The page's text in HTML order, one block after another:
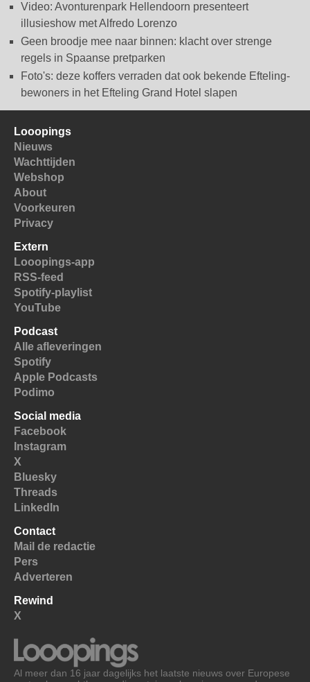
Video: Avonturenpark Hellendoorn presenteert
illusieshow met Alfredo Lorenzo
Geen broodje mee naar binnen: klacht over strenge
regels in Spaanse pretparken
Foto's: deze koffers verraden dat ook bekende Efteling-
bewoners in het Efteling Grand Hotel slapen
Looopings
Nieuws
Wachttijden
Webshop
About
Voorkeuren
Privacy
Extern
Looopings-app
RSS-feed
Spotify-playlist
YouTube
Podcast
Alle afleveringen
Spotify
Apple Podcasts
Podimo
Social media
Facebook
Instagram
X
Bluesky
Threads
LinkedIn
Contact
Mail de redactie
Pers
Adverteren
Rewind
X
Al meer dan 16 jaar dagelijks het laatste nieuws over Europese